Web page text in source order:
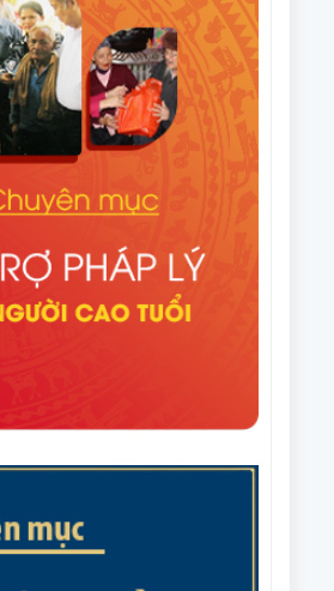
VP ngày 14/8/2025 của Ban
ương Hội NCT Việt Nam về việc
tay ủng hộ nhân dân Cuba
HNCT ngày 06/8/2025 của Ban
ương Hội NCT Việt Nam về việc
nhau đến năm 2035.
QĐ-TTg ngày 06/8/2025 của
phủ Phê duyệt Đề án nhân rộng
hệ tự giúp nhau đến năm 2035
HNCT/BCS ngày 31/7/2025 của
ương Hội NCT Việt Nam về
Giải cầu lông trung cao tuổi
năm 2026